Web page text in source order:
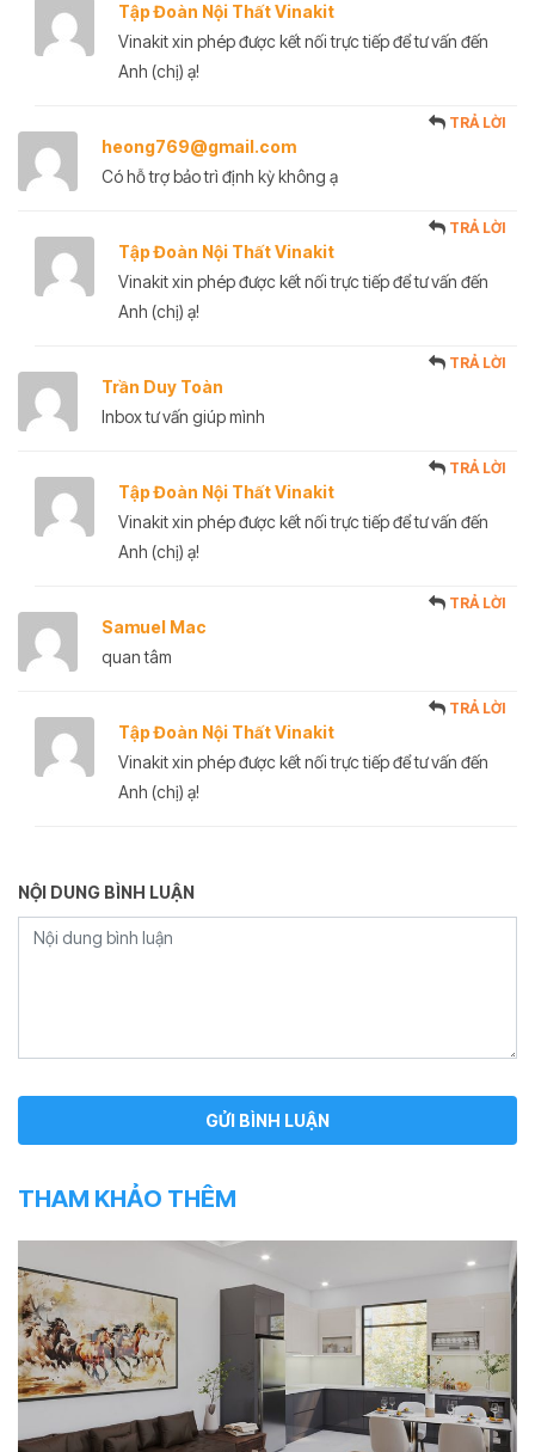
Tập Đoàn Nội Thất Vinakit
Vinakit xin phép được kết nối trực tiếp để tư vấn đến
Anh (chị) ạ!
heong769@gmail.com
TRẢ LỜI
Có hỗ trợ bảo trì định kỳ không ạ
Tập Đoàn Nội Thất Vinakit
TRẢ LỜI
Vinakit xin phép được kết nối trực tiếp để tư vấn đến
Anh (chị) ạ!
Trần Duy Toàn
TRẢ LỜI
Inbox tư vấn giúp mình
Tập Đoàn Nội Thất Vinakit
TRẢ LỜI
Vinakit xin phép được kết nối trực tiếp để tư vấn đến
Anh (chị) ạ!
Samuel Mac
TRẢ LỜI
quan tâm
Tập Đoàn Nội Thất Vinakit
TRẢ LỜI
Vinakit xin phép được kết nối trực tiếp để tư vấn đến
Anh (chị) ạ!
NỘI DUNG BÌNH LUẬN
THAM KHẢO THÊM